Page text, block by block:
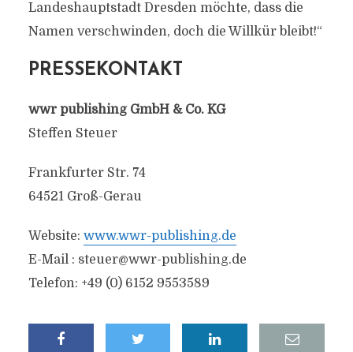
Landeshauptstadt Dresden möchte, dass die
Namen verschwinden, doch die Willkür bleibt!“
PRESSEKONTAKT
wwr publishing GmbH & Co. KG
Steffen Steuer
Frankfurter Str. 74
64521 Groß-Gerau
Website: www.wwr-publishing.de
E-Mail : steuer@wwr-publishing.de
Telefon: +49 (0) 6152 9553589